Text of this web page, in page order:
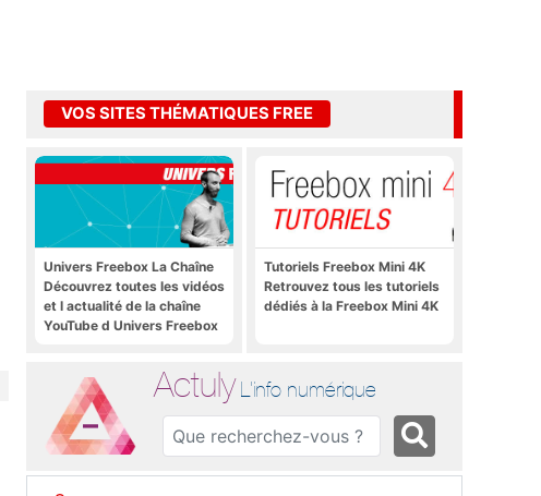
VOS SITES THÉMATIQUES FREE
Univers Freebox La Chaîne
Découvrez toutes les vidéos
et l actualité de la chaîne
YouTube d Univers Freebox
Tutoriels Freebox Mini 4K
Retrouvez tous les tutoriels
dédiés à la Freebox Mini 4K
Actuly L'info numérique